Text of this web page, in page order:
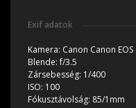
Exif adatok
Kamera: Canon Canon EOS
Blende:f/3.5
Zársebesség: 1/400
ISO: 100
Fókusztávolság: 85/1mm